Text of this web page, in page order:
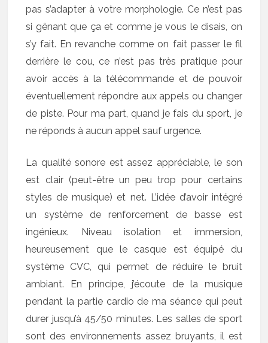
pas s’adapter à votre morphologie. Ce n’est pas
si gênant que ça et comme je vous le disais, on
s’y fait. En revanche comme on fait passer le fil
derrière le cou, ce n’est pas très pratique pour
avoir accès à la télécommande et de pouvoir
éventuellement répondre aux appels ou changer
de piste. Pour ma part, quand je fais du sport, je
ne réponds à aucun appel sauf urgence.
La qualité sonore est assez appréciable, le son
est clair (peut-être un peu trop pour certains
styles de musique) et net. L’idée d’avoir intégré
un système de renforcement de basse est
ingénieux. Niveau isolation et immersion,
heureusement que le casque est équipé du
système CVC, qui permet de réduire le bruit
ambiant. En principe, j’écoute de la musique
pendant la partie cardio de ma séance qui peut
durer jusqu’à 45/50 minutes. Les salles de sport
sont des environnements assez bruyants, il est